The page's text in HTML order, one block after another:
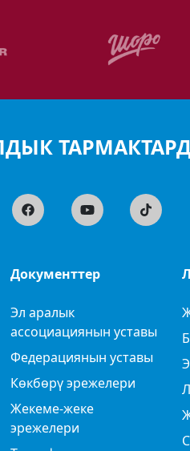
Документтер
Эл аралык
ассоциациянын уставы
Федерациянын уставы
Көкбөрү эрежелери
Жекеме-жеке
эрежелери